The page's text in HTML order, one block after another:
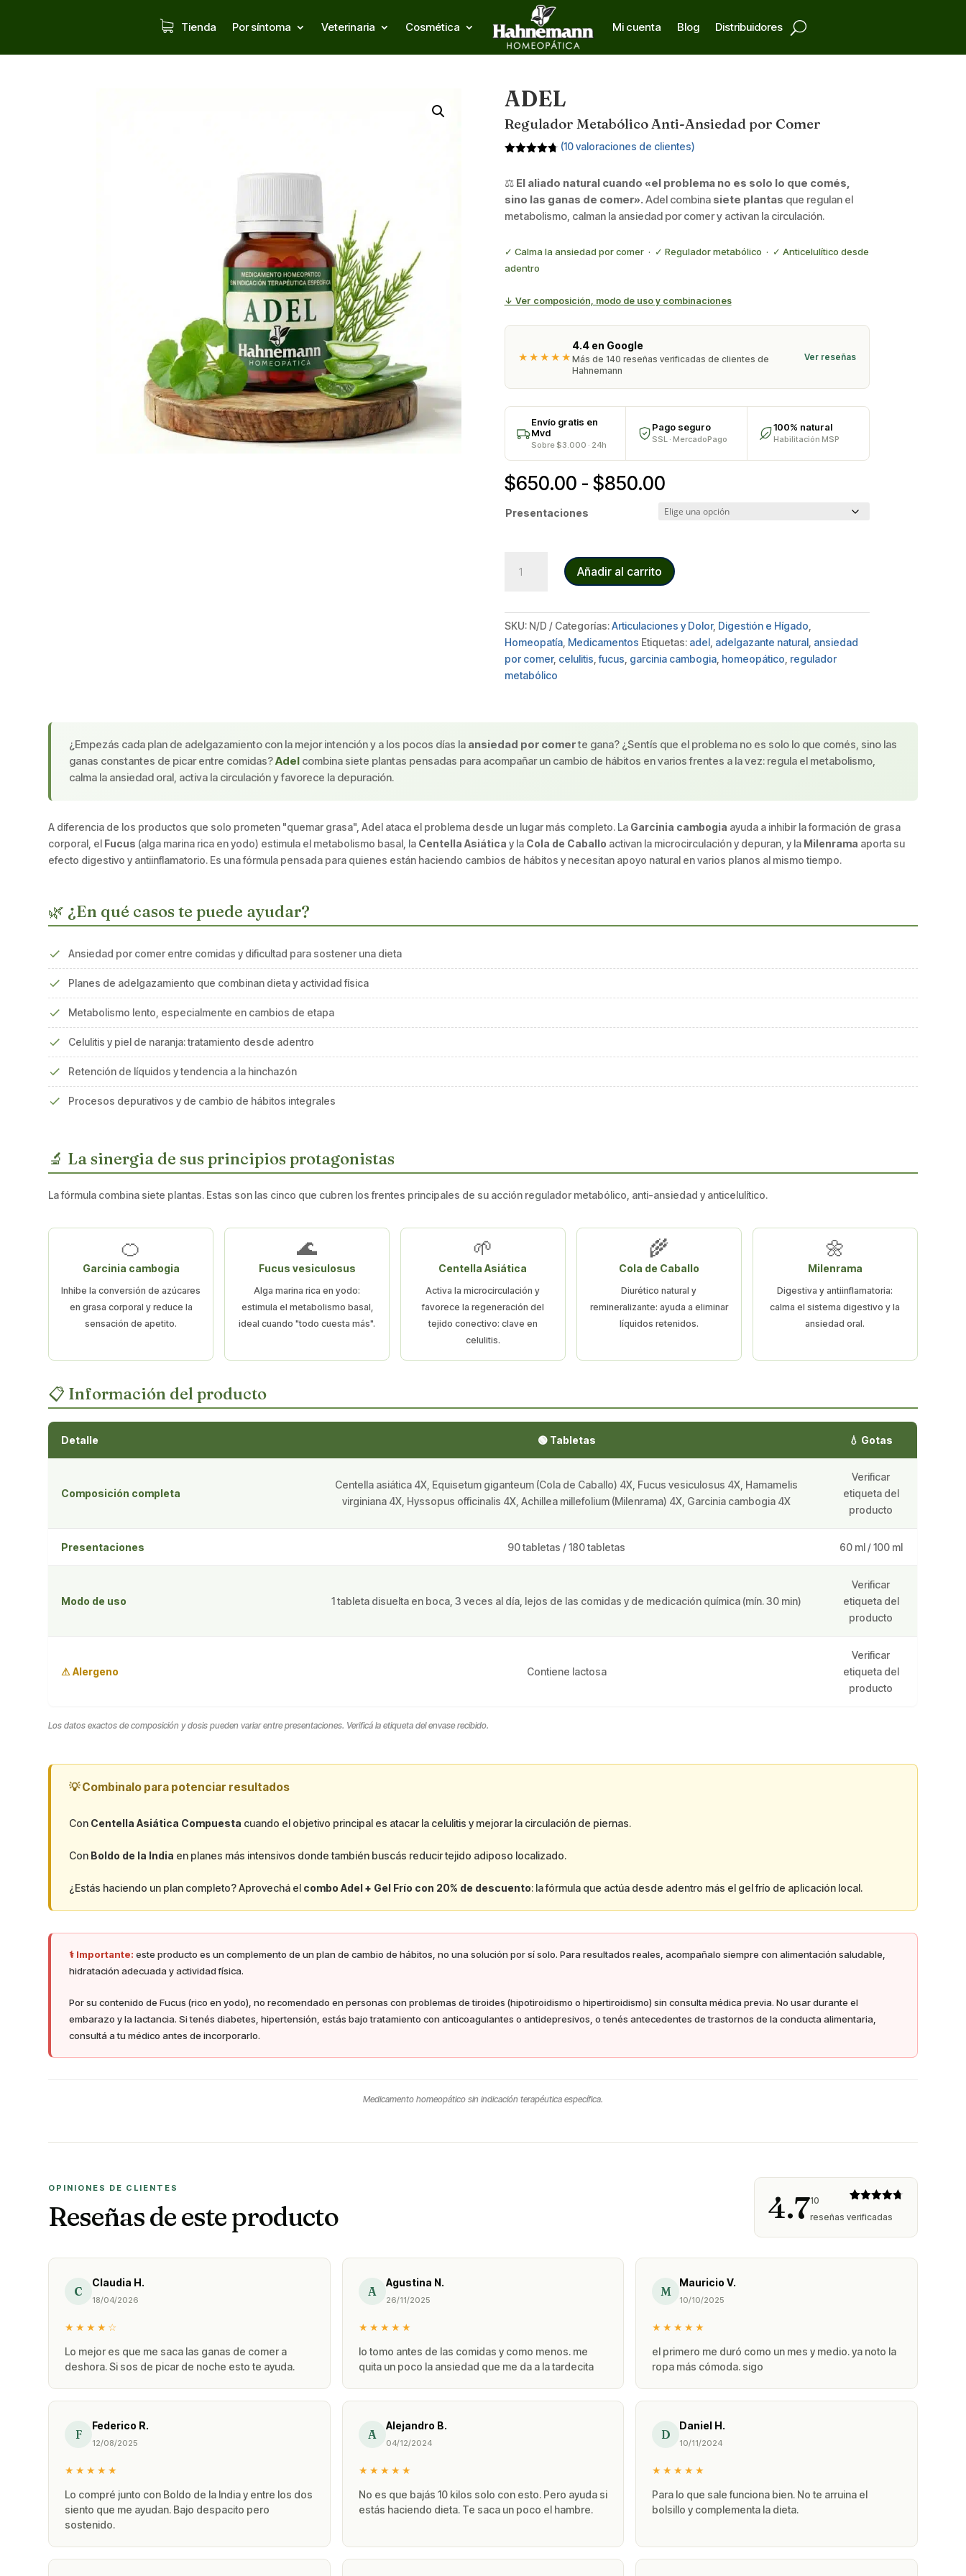
Tienda Por síntoma Veterinaria Cosmética Mi cuenta Blog Distribuidores
ADEL
Regulador Metabólico Anti-Ansiedad por Comer
de 5 en
base a
valoracione
s de
clientes
(10valoraciones de clientes)
⚖️ El aliado natural cuando «el problema no es solo lo que comés,
sino las ganas de comer». Adel combina siete plantas que regulan el
metabolismo, calman la ansiedad por comer y activan la circulación.
✓ Calma la ansiedad por comer · ✓ Regulador metabólico · ✓ Anticelulítico desde
adentro
↓ Ver composición, modo de uso y combinaciones
★★★★★
4.4 en Google
Más de 140 reseñas verificadas de clientes de
Hahnemann
Ver reseñas
Envío gratis en
Mvd
Sobre $3.000 · 24h
Pago seguro
SSL · MercadoPago
100% natural
Habilitación MSP
$650.00 - $850.00Rango
precios:
hasta
$850.00
Presentaciones
cantidad
Añadir al carrito
SKU: N/D Categorías: Articulaciones y Dolor, Digestión e Hígado
Homeopatía, Medicamentos Etiquetas: adel, adelgazante natural, ansiedad
por comer, celulitis ,fucus garcinia cambogia, homeopático regulador
metabólico
¿Empezás cada plan de adelgazamiento con la mejor intención y a los pocos días la ansiedad por comerte gana? ¿Sentís que el problema no es solo lo que comés, sino las
ganas constantes de picar entre comidas?Adel combina siete plantas pensadas para acompañar un cambio de hábitos en varios frentes a la vez: regula el metabolismo,
calma la ansiedad oral, activa la circulación y favorece la depuración.
A diferencia de los productos que solo prometen "quemar grasa", Adel ataca el problema desde un lugar más completo. La Garcinia cambogia ayuda a inhibir la formación de grasa
corporal, el Fucus (alga marina rica en yodo) estimula el metabolismo basal, la Centella Asiática y la Cola de Caballo activan la microcirculación y depuran, y la Milenrama aporta su
efecto digestivo y antiinflamatorio. Es una fórmula pensada para quienes están haciendo cambios de hábitos y necesitan apoyo natural en varios planos al mismo tiempo.
🌿 ¿En qué casos te puede ayudar?
Ansiedad por comer entre comidas y dificultad para sostener una dieta
Planes de adelgazamiento que combinan dieta y actividad física
Metabolismo lento, especialmente en cambios de etapa
Celulitis y piel de naranja: tratamiento desde adentro
Retención de líquidos y tendencia a la hinchazón
Procesos depurativos y de cambio de hábitos integrales
🔬 La sinergia de sus principios protagonistas
La fórmula combina siete plantas. Estas son las cinco que cubren los frentes principales de su acción regulador metabólico, anti-ansiedad y anticelulítico.
🍊
Garcinia cambogia
Inhibe la conversión de azúcares
en grasa corporal y reduce la
sensación de apetito.
🌊
Fucus vesiculosus
Alga marina rica en yodo:
estimula el metabolismo basal,
ideal cuando "todo cuesta más".
🌱
Centella Asiática
Activa la microcirculación y
favorece la regeneración del
tejido conectivo: clave en
celulitis.
🌾
Cola de Caballo
Diurético natural y
remineralizante: ayuda a eliminar
líquidos retenidos.
🌼
Milenrama
Digestiva y antiinflamatoria:
calma el sistema digestivo y la
ansiedad oral.
📋 Información del producto
Detalle 🟢 Tabletas 💧 Gotas
Composición completa
Centella asiática 4X, Equisetum giganteum (Cola de Caballo) 4X, Fucus vesiculosus 4X, Hamamelis
virginiana 4X, Hyssopus officinalis 4X, Achillea millefolium (Milenrama) 4X, Garcinia cambogia 4X
Verificar
etiqueta del
producto
Presentaciones 90 tabletas / 180 tabletas 60 ml / 100 ml
Modo de uso 1 tableta disuelta en boca, 3 veces al día, lejos de las comidas y de medicación química (mín. 30 min)
Verificar
etiqueta del
producto
⚠ Alergeno Contiene lactosa
Verificar
etiqueta del
producto
Los datos exactos de composición y dosis pueden variar entre presentaciones. Verificá la etiqueta del envase recibido.
💡 Combinalo para potenciar resultados
Con Centella Asiática Compuesta cuando el objetivo principal es atacar la celulitis y mejorar la circulación de piernas.
Con Boldo de la India en planes más intensivos donde también buscás reducir tejido adiposo localizado.
¿Estás haciendo un plan completo? Aprovechá el combo Adel + Gel Frío con 20% de descuento: la fórmula que actúa desde adentro más el gel frío de aplicación local.
⚕️ Importante: este producto es un complemento de un plan de cambio de hábitos, no una solución por sí solo. Para resultados reales, acompañalo siempre con alimentación saludable,
hidratación adecuada y actividad física.
Por su contenido de Fucus (rico en yodo), no recomendado en personas con problemas de tiroides (hipotiroidismo o hipertiroidismo) sin consulta médica previa. No usar durante el
embarazo y la lactancia. Si tenés diabetes, hipertensión, estás bajo tratamiento con anticoagulantes o antidepresivos, o tenés antecedentes de trastornos de la conducta alimentaria,
consultá a tu médico antes de incorporarlo.
Medicamento homeopático sin indicación terapéutica específica.
OPINIONES DE CLIENTES
Reseñas de este producto 4.7
con4.70
base a
s de
10
reseñas verificadas
C
Claudia H.
18/04/2026
★★★★☆
Lo mejor es que me saca las ganas de comer a
deshora. Si sos de picar de noche esto te ayuda.
A
Agustina N.
26/11/2025
★★★★★
lo tomo antes de las comidas y como menos. me
quita un poco la ansiedad que me da a la tardecita
M
Mauricio V.
10/10/2025
★★★★★
el primero me duró como un mes y medio. ya noto la
ropa más cómoda. sigo
F
Federico R.
12/08/2025
★★★★★
Lo compré junto con Boldo de la India y entre los dos
siento que me ayudan. Bajo despacito pero
sostenido.
A
Alejandro B.
04/12/2024
★★★★★
No es que bajás 10 kilos solo con esto. Pero ayuda si
estás haciendo dieta. Te saca un poco el hambre.
D
Daniel H.
10/11/2024
★★★★★
Para lo que sale funciona bien. No te arruina el
bolsillo y complementa la dieta.